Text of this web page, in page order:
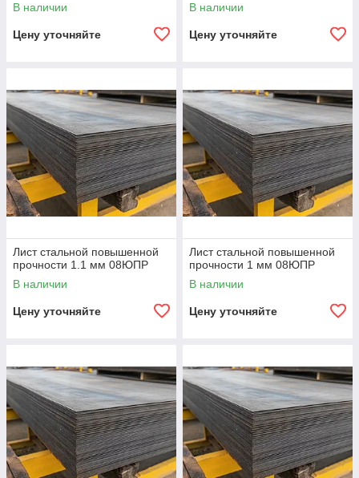
В наличии
Цену уточняйте
В наличии
Цену уточняйте
Лист стальной повышенной
прочности 1.1 мм 08ЮПР
В наличии
Цену уточняйте
Лист стальной повышенной
прочности 1 мм 08ЮПР
В наличии
Цену уточняйте